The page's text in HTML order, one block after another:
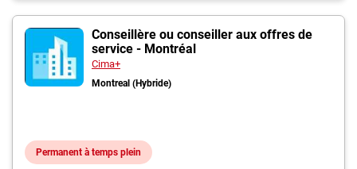
Conseillère ou conseiller aux offres de
service - Montréal
Cima+
Montreal (Hybride)
Permanent à temps plein